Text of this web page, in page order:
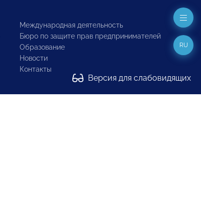
Международная деятельность
Бюро по защите прав предпринимателей
Образование
Новости
Контакты
Версия для слабовидящих
RU